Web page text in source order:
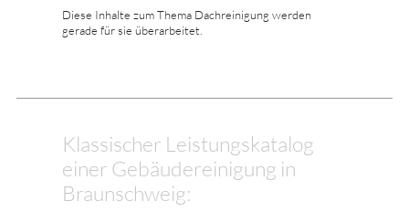
Diese Inhalte zum Thema Dachreinigung werden
gerade für sie überarbeitet.
Klassischer Leistungskatalog
einer Gebäudereinigung in
Braunschweig: